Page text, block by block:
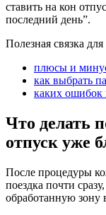
ставить на кон
последний день”.
Полезная связка
плюсы и
как выбрать
каких ошибок
Что делать
отпуск уже
После процедуры
поездка почти
обработанную зону